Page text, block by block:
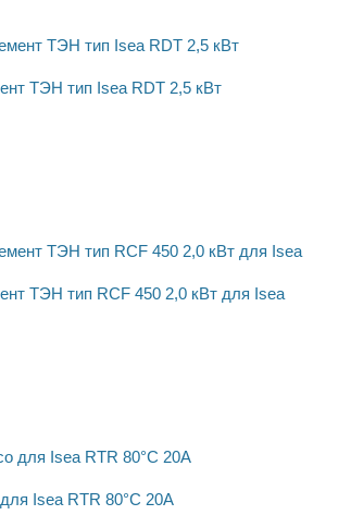
ТЭН тип Isea RDT 2,5 кВт
ТЭН тип RCF 450 2,0 кВт для Isea
Isea RTR 80°C 20A